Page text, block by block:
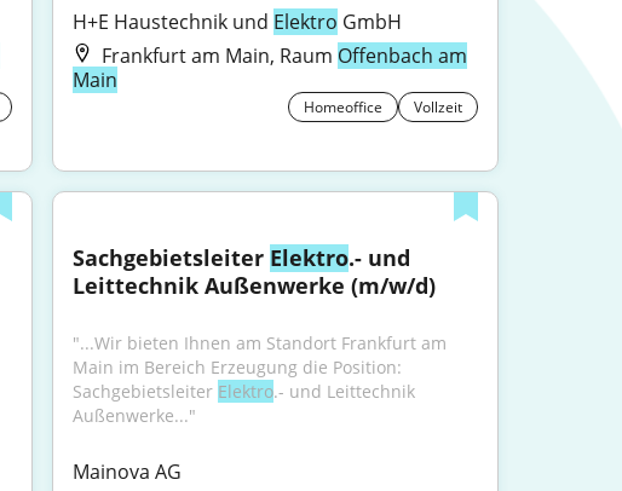
H+E Haustechnik und Elektro GmbH
Frankfurt am Main, Raum Offenbach am
Main
Homeoffice Vollzeit
Sachgebietsleiter Elektro.- und
Leittechnik Außenwerke (m/w/d)
"...Wir bieten Ihnen am Standort Frankfurt am
Main im Bereich Erzeugung die Position:
Sachgebietsleiter Elektro.- und Leittechnik
Außenwerke..."
Mainova AG